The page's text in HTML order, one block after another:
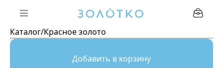
Каталог/Красное золото
Добавить в корзину